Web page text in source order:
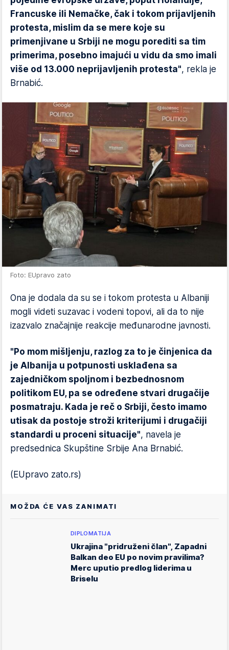
Francuske ili Nemačke, čak i tokom prijavljenih
protesta, mislim da se mere koje su
primenjivane u Srbiji ne mogu porediti sa tim
primerima, posebno imajući u vidu da smo imali
više od 13.000 neprijavljenih protesta", rekla je
Brnabić.
Foto: EUpravo zato
Ona je dodala da su se i tokom protesta u Albaniji
mogli videti suzavac i vodeni topovi, ali da to nije
izazvalo značajnije reakcije međunarodne javnosti.
"Po mom mišljenju, razlog za to je činjenica da
je Albanija u potpunosti usklađena sa
zajedničkom spoljnom i bezbednosnom
politikom EU, pa se određene stvari drugačije
posmatraju. Kada je reč o Srbiji, često imamo
utisak da postoje stroži kriterijumi i drugačiji
standardi u proceni situacije", navela je
predsednica Skupštine Srbije Ana Brnabić.
(EUpravo zato.rs)
MOŽDA ĆE VAS ZANIMATI
DIPLOMATIJA
Ukrajina "pridruženi član", Zapadni
Balkan deo EU po novim pravilima?
Merc uputio predlog liderima u
Briselu